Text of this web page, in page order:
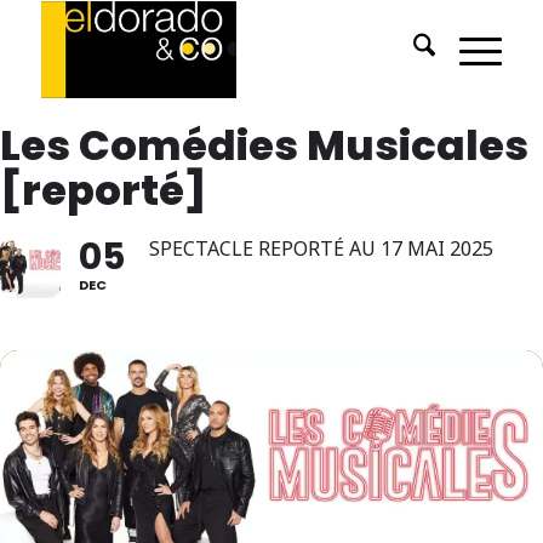
Les Comédies Musicales
[reporté]
05
DEC
SPECTACLE REPORTÉ AU 17 MAI 2025